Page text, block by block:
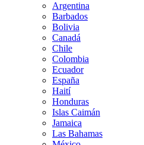
Argentina
Barbados
Bolivia
Canadá
Chile
Colombia
Ecuador
España
Haití
Honduras
Islas Caimán
Jamaica
Las Bahamas